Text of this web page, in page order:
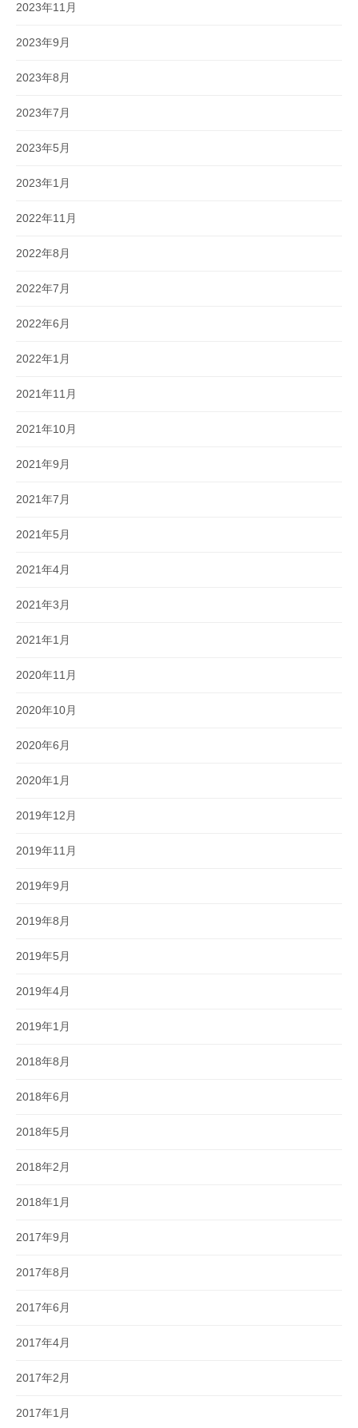
2023年11月
2023年9月
2023年8月
2023年7月
2023年5月
2023年1月
2022年11月
2022年8月
2022年7月
2022年6月
2022年1月
2021年11月
2021年10月
2021年9月
2021年7月
2021年5月
2021年4月
2021年3月
2021年1月
2020年11月
2020年10月
2020年6月
2020年1月
2019年12月
2019年11月
2019年9月
2019年8月
2019年5月
2019年4月
2019年1月
2018年8月
2018年6月
2018年5月
2018年2月
2018年1月
2017年9月
2017年8月
2017年6月
2017年4月
2017年2月
2017年1月